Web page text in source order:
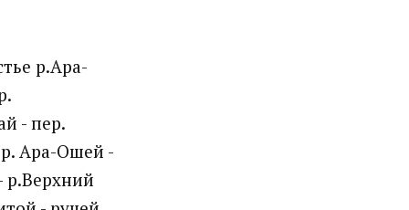
р.Ара-
- пер.
р. Ара-Ошей -
р.Верхний